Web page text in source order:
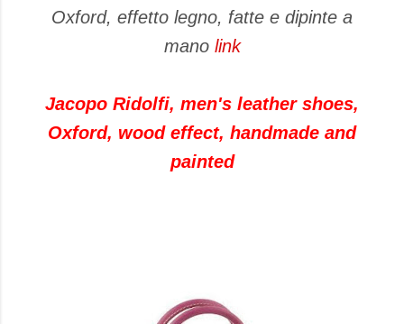
Oxford, effetto legno, fatte e dipinte a
mano link
Jacopo Ridolfi, men's leather shoes,
Oxford, wood effect, handmade and
painted